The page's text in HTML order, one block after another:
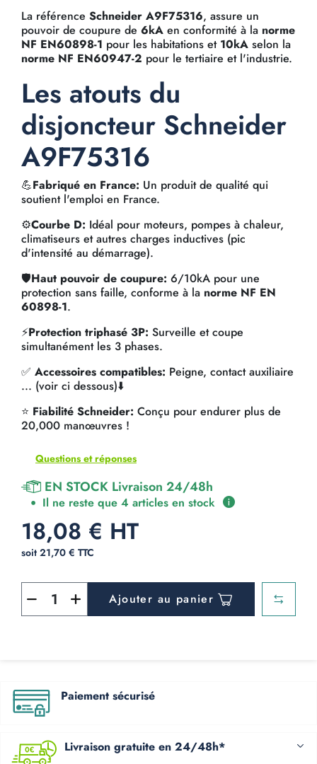
La référence Schneider A9F75316, assure un
pouvoir de coupure de 6kA en conformité à la norme
NF EN60898-1 pour les habitations et 10kA selon la
norme NF EN60947-2 pour le tertiaire et l'industrie.
Les atouts du
disjoncteur Schneider
A9F75316
💪Fabriqué en France: Un produit de qualité qui
soutient l'emploi en France.
⚙️Courbe D: Idéal pour moteurs, pompes à chaleur,
climatiseurs et autres charges inductives (pic
d'intensité au démarrage).
🛡️Haut pouvoir de coupure: 6/10kA pour une
protection sans faille, conforme à la norme NF EN
60898-1.
⚡Protection triphasé 3P: Surveille et coupe
simultanément les 3 phases.
✅ Accessoires compatibles: Peigne, contact auxiliaire
... (voir ci dessous)⬇️
⭐ Fiabilité Schneider: Conçu pour endurer plus de
20,000 manœuvres !
Questions et réponses
EN STOCK Livraison 24/48h
Il ne reste que 4 articles en stock
18,08 € HT
soit 21,70 € TTC
Ajouter au panier
Paiement sécurisé
Livraison gratuite en 24/48h*